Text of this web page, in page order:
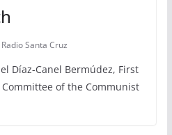
Santa Cruz
Díaz-Canel Bermúdez, First
of the Communist